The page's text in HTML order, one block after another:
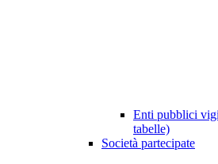
Enti pubblici
tabelle)
Società partecipate